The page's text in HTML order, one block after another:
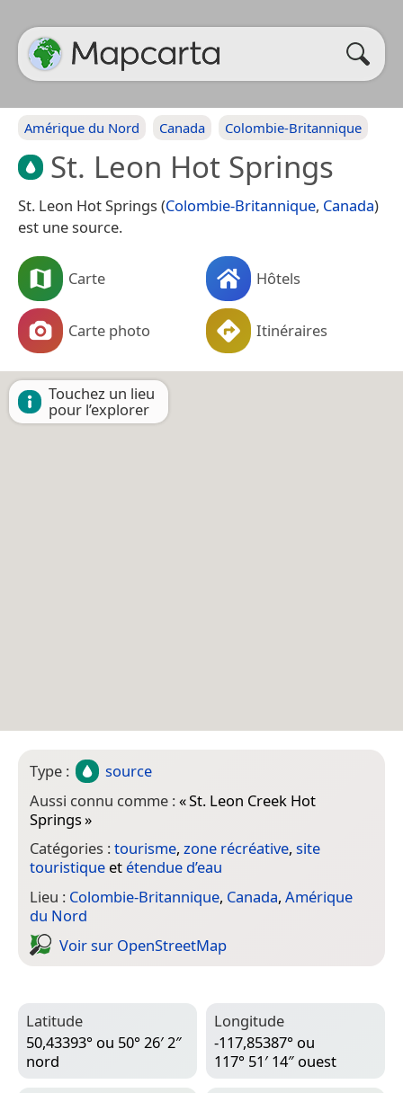
Amérique du Nord Canada Colombie-Britannique
St. Leon Hot Springs
St. Leon Hot Springs (Colombie-Britannique, Canada)
est une source.
Carte Hôtels
Carte photo Itinéraires
Touchez un lieu
pour l’explorer
Type :
source
Aussi connu comme :«St. Leon Creek Hot
Springs»
Catégories :tourisme, zone récréative, site
touristique et étendue d’eau
Lieu : Colombie-Britannique, Canada, Amérique
du Nord
Voir sur Open­Street­Map
Latitude
50,43393° ou 50° 26′ 2″
nord
Longitude
-117,85387° ou
117° 51′ 14″ ouest